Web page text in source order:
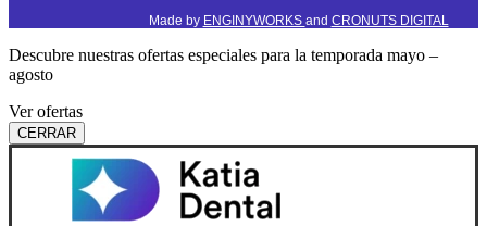
Made by ENGINYWORKS and CRONUTS DIGITAL
Descubre nuestras ofertas especiales para la temporada mayo –
agosto
Ver ofertas
CERRAR